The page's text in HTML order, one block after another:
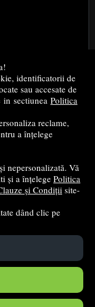
identificatorii de
sau accesate de
in sectiunea Politica
reclame,
a înțelege
nepersonalizată. Vă
și a înțelege Politica
și Condiții site-
dând clic pe
SRL
Soft